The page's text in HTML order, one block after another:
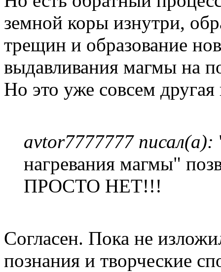
земной коры изнутри,
трещин и образование
выдавливания магмы на
Но это уже совсем
avtor7777777 писал(а):
нагревания магмы"
ПРОСТО НЕТ!!!
Согласен. Пока не
познания и творческие